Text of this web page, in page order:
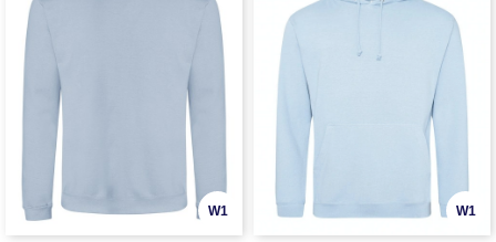
W1 W1